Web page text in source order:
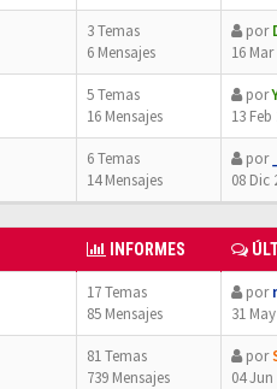
3 Temas
6 Mensajes
por
16
5 Temas
16 Mensajes
por
13 Feb
6 Temas
14 Mensajes
por
08 Dic
INFORMES
17 Temas
85 Mensajes
por
31
81 Temas
739 Mensajes
por
04 Jun